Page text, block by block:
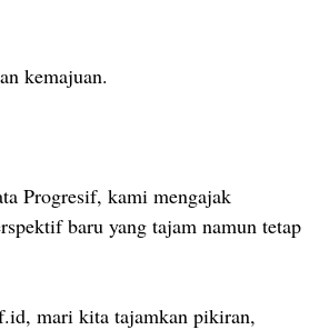
kemajuan.
Progresif, kami mengajak
baru yang tajam namun tetap
mari kita tajamkan pikiran,